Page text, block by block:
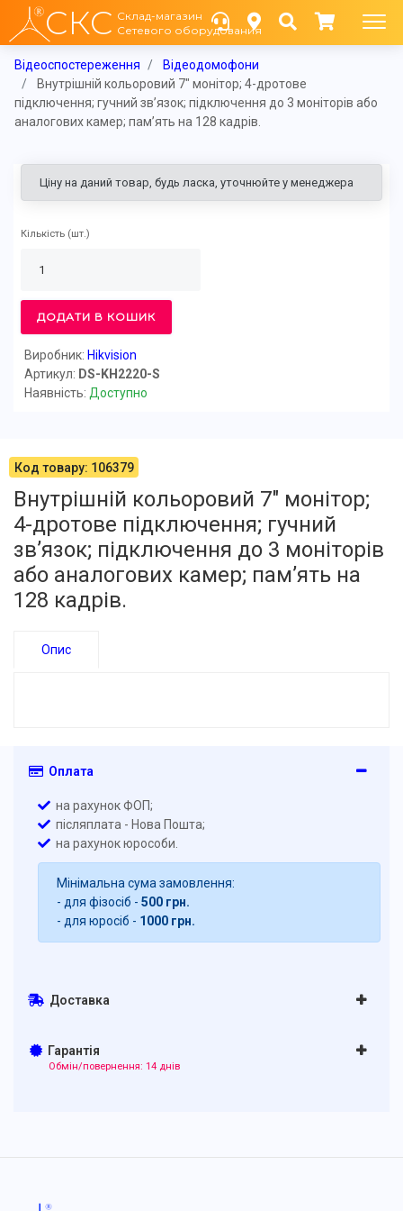
СКС Склад-магазин
Сетевого оборудования
Відеоспостереження
Відеодомофони
Внутрішній кольоровий 7" монітор; 4-дротове
підключення; гучний зв’язок; підключення до 3 моніторів або
аналогових камер; пам’ять на 128 кадрів.
Ціну на даний товар, будь ласка, уточнюйте у менеджера
Кількість (шт.)
ДОДАТИ В КОШИК
Виробник: Hikvision
Артикул: DS-KH2220-S
Наявність: Доступно
Код товару: 106379
Внутрішній кольоровий 7" монітор;
4-дротове підключення; гучний
зв’язок; підключення до 3 моніторів
або аналогових камер; пам’ять на
128 кадрів.
Опис
Оплата
на рахунок ФОП;
післяплата - Нова Пошта;
на рахунок юрособи.
Мінімальна сума замовлення:
- для фізосіб - 500 грн.
- для юросіб - 1000 грн.
Доставка
Гарантія
Обмін/повернення: 14 днів